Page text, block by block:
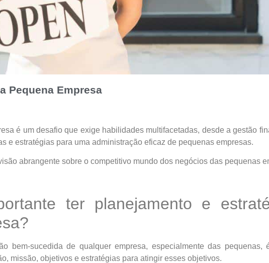
Pequena Empresa
é um desafio que exige habilidades multifacetadas, desde a gestão
e estratégias para uma administração eficaz de pequenas empresas.
abrangente sobre o competitivo mundo dos negócios das pequenas
ter planejamento e
bem-sucedida de qualquer empresa, especialmente das
missão, objetivos e estratégias para atingir esses objetivos.